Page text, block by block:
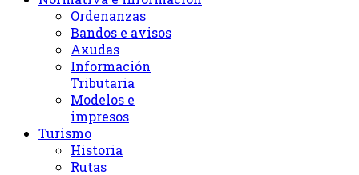
Ordenanzas
Bandos e avisos
Axudas
Información
Tributaria
Modelos e
impresos
Turismo
Historia
Rutas